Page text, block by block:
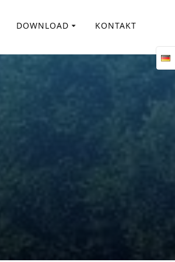
DOWNLOAD KONTAKT